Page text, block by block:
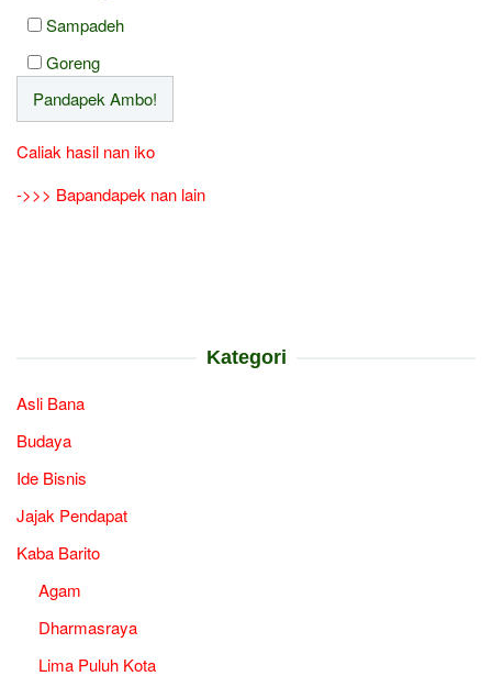
Sampadeh
Goreng
Caliak hasil nan iko
->>> Bapandapek nan lain
Kategori
Asli Bana
Budaya
Ide Bisnis
Jajak Pendapat
Kaba Barito
Agam
Dharmasraya
Lima Puluh Kota